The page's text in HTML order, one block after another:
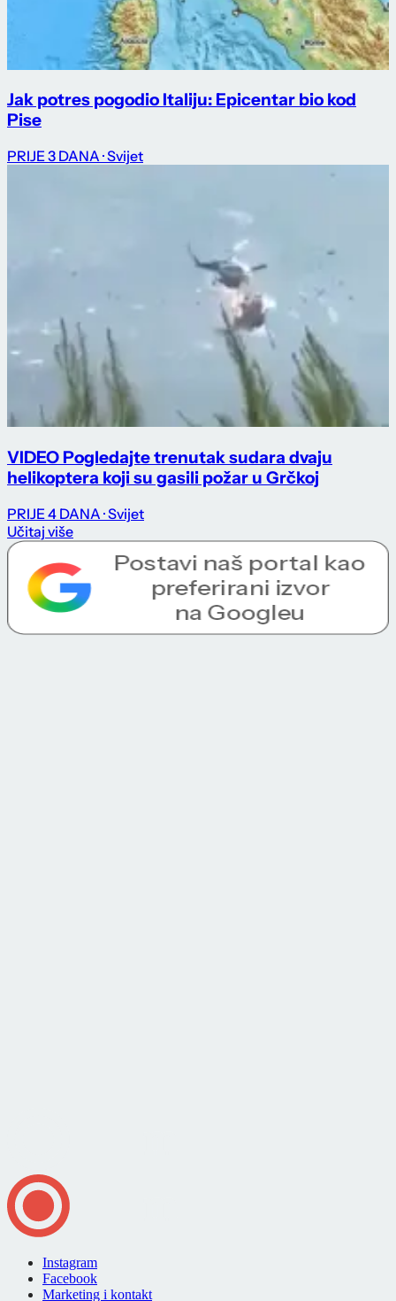
Jak potres pogodio Italiju: Epicentar bio kod
Pise
PRIJE 3 DANA · Svijet
VIDEO Pogledajte trenutak sudara dvaju
helikoptera koji su gasili požar u Grčkoj
PRIJE 4 DANA · Svijet
Učitaj više
Instagram
Facebook
Marketing i kontakt